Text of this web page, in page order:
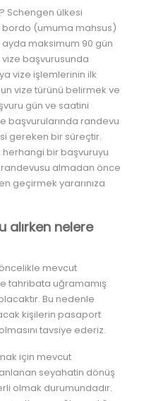
Schengen ülkesi
bordo (umuma mahsus)
maksimum 90 gün
vize başvurusunda
vize işlemlerinin ilk
vize türünü belirmek ve
gün ve saatini
başvurularında randevu
gereken bir süreçtir.
bir başvuruyu
almadan önce
geçirmek yararınıza
alırken nelere
mevcut
tahribata uğramamış
Bu nedenle
kişilerin pasaport
tavsiye ederiz.
için mevcut
seyahatin dönüş
olmak durumundadır.